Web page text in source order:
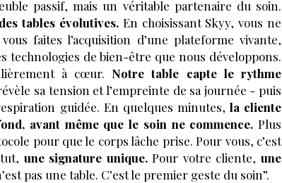
passif, mais un véritable partenaire du soin.
tables évolutives.En choisissant Skyy, vous ne
faites l’acquisition d’une plateforme vivante,
technologies de bien-être que nous développons.
à cœur. Notre table capte le rythme
sa tension et l’empreinte de sa journée - puis
guidée. En quelques minutes, la cliente
avant même que le soin ne commence. Plus
pour que le corps lâche prise. Pour vous, c’est
une signature unique.Pour votre cliente,une
pas une table. C’est le premier geste du soin”.